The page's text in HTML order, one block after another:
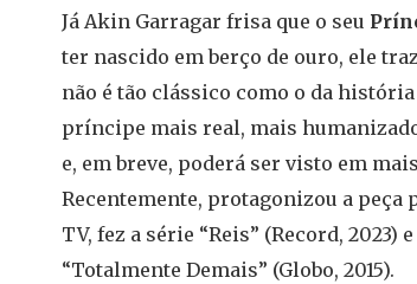
Já Akin Garragar frisa que o seu
ter nascido em berço de ouro, ele
não é tão clássico como o da
príncipe mais real, mais
e, em breve, poderá ser visto em
Recentemente, protagonizou a peça
TV, fez a série “Reis” (Record, 2023)
“Totalmente Demais” (Globo, 2015).